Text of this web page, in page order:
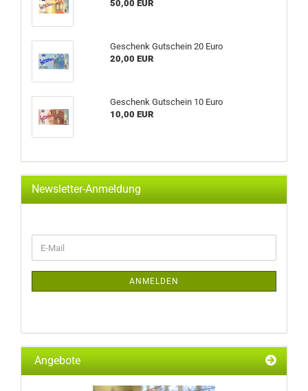
50,00 EUR
Geschenk Gutschein 20 Euro
20,00 EUR
Geschenk Gutschein 10 Euro
10,00 EUR
Newsletter-Anmeldung
ZUR
E-
Mail
ANMELDEN
Angebote